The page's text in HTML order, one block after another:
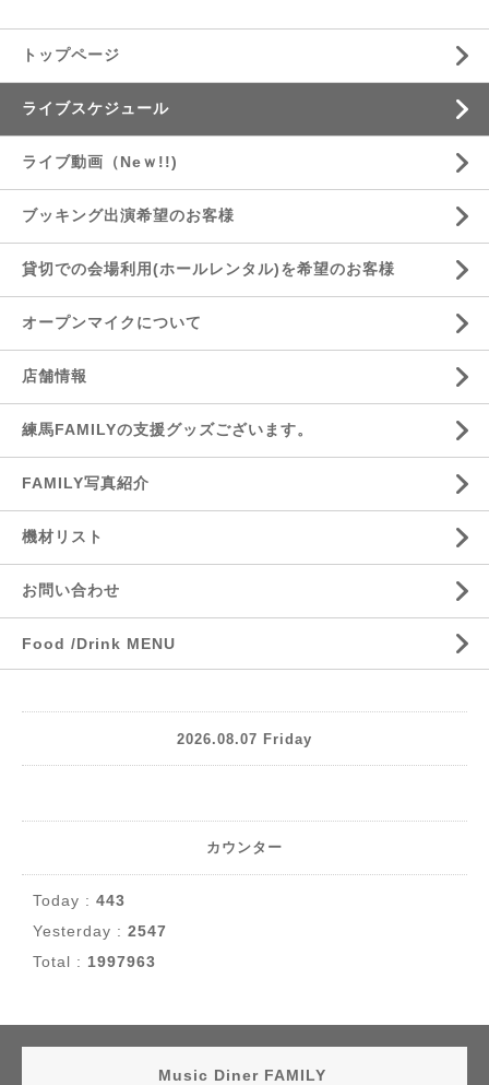
トップページ
ライブスケジュール
ライブ動画（Neｗ!!)
ブッキング出演希望のお客様
貸切での会場利用(ホールレンタル)を希望のお客様
オープンマイクについて
店舗情報
練馬FAMILYの支援グッズございます。
FAMILY写真紹介
機材リスト
お問い合わせ
Food /Drink MENU
2026.08.07 Friday
カウンター
Today : 443
Yesterday : 2547
Total : 1997963
Music Diner FAMILY